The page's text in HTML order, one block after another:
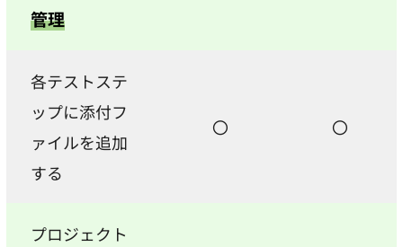
管理
各テストステ
ップに添付フ
ァイルを追加
する
〇 〇
プロジェクト